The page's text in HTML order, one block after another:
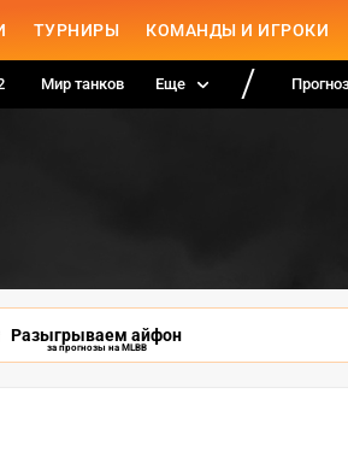
ТУРНИРЫ КОМАНДЫ И ИГРОКИ
Мир танков Еще
Разыгрываем айфон
за прогнозы на MLBB